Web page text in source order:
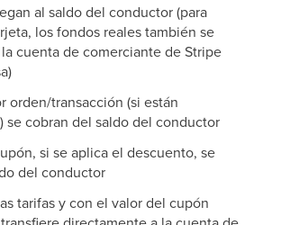
al saldo del conductor (para
los fondos reales también se
cuenta de comerciante de Stripe
orden/transacción (si están
se cobran del saldo del conductor
si se aplica el descuento, se
del conductor
tarifas y con el valor del cupón